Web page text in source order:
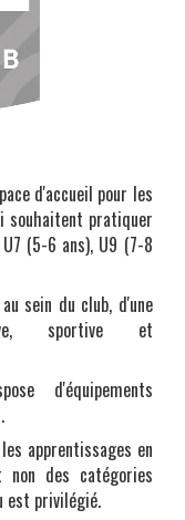
d'accueil pour les
souhaitent pratiquer
(5-6 ans), U9 (7-8
sein du club, d'une
sportive et
d'équipements
apprentissages en
des catégories
est privilégié.